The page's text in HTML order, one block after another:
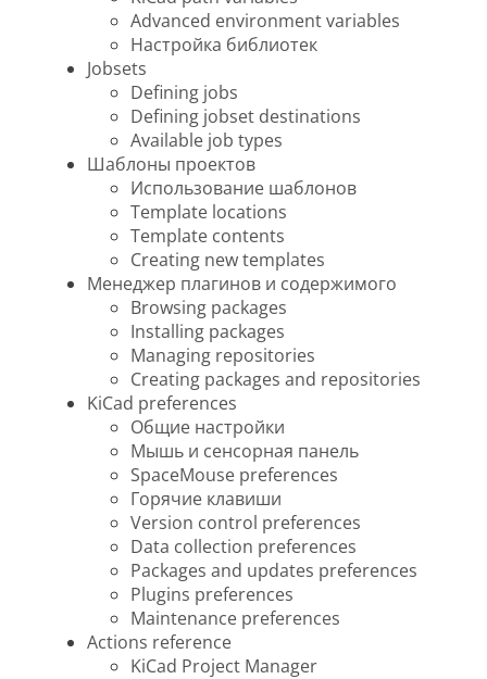
Advanced environment variables
Настройка библиотек
Jobsets
Defining jobs
Defining jobset destinations
Available job types
Шаблоны проектов
Использование шаблонов
Template locations
Template contents
Creating new templates
Менеджер плагинов и содержимого
Browsing packages
Installing packages
Managing repositories
Creating packages and repositories
KiCad preferences
Общие настройки
Мышь и сенсорная панель
SpaceMouse preferences
Горячие клавиши
Version control preferences
Data collection preferences
Packages and updates preferences
Plugins preferences
Maintenance preferences
Actions reference
KiCad Project Manager